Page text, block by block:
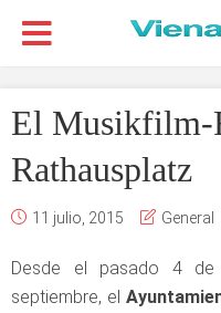
El Musikfilm-
Rathausplatz
11 julio, 2015 General
Desde el pasado 4
septiembre, el